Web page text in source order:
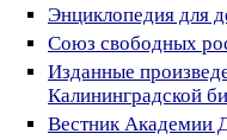
Энциклопедия для
Союз свободных
Изданные
Калининградской
Вестник Академии